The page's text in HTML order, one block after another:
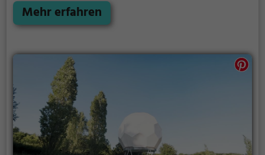
Tempelseepark zahlreiche Möglichkeiten zur
Entspannung.
Mehr erfahren